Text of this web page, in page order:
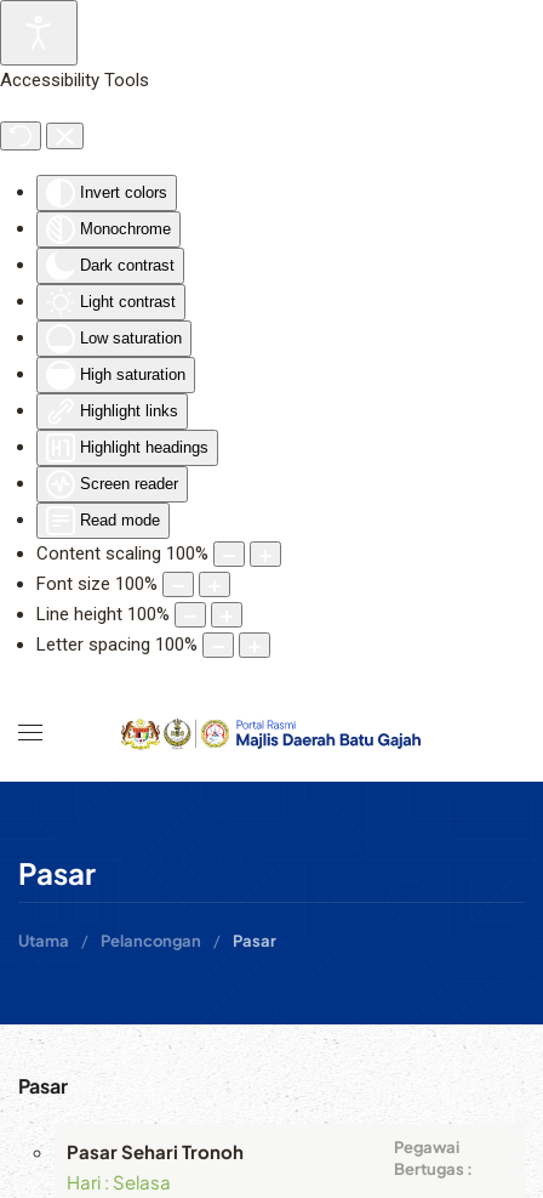
Accessibility Tools
Invert colors
Monochrome
Dark contrast
Light contrast
Low saturation
High saturation
Highlight links
Highlight headings
Screen reader
Read mode
Content scaling 100%
Font size 100%
Line height 100%
Letter spacing 100%
Pasar
Utama Pelancongan Pasar
Pasar
Pasar Sehari Tronoh
Hari : Selasa
Pegawai
Bertugas :